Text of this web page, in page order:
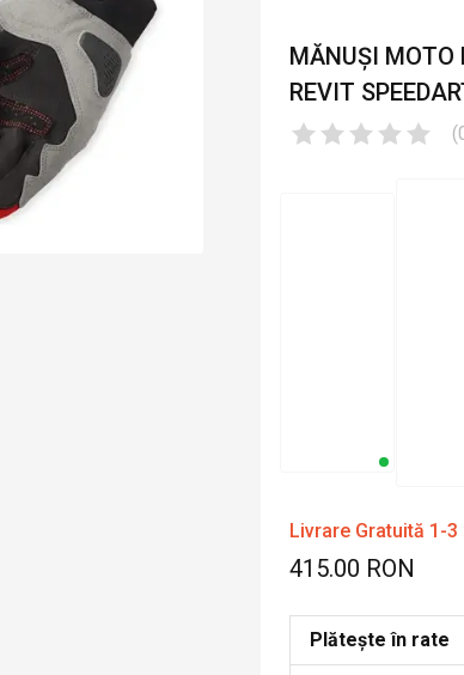
MĂNUȘI MOTO
REVIT
(
Livrare Gratuită 1-
415.00 RON
Plătește în rate